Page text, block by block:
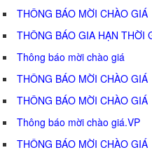
THÔNG BÁO MỜI CHÀO GIÁ
THÔNG BÁO GIA HẠN THỜI
Thông báo mời chào giá
THÔNG BÁO MỜI CHÀO GIÁ
THÔNG BÁO MỜI CHÀO GIÁ
Thông báo mời chào giá.VP
THÔNG BÁO MỜI CHÀO GIÁ